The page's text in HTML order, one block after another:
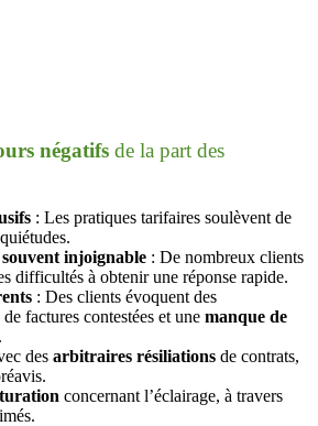
négatifs de la part des
: Les pratiques tarifaires soulèvent de
injoignable : De nombreux clients
difficultés à obtenir une réponse rapide.
: Des clients évoquent des
factures contestées et une manque de
.
des arbitraires résiliations de contrats,
concernant l’éclairage, à travers